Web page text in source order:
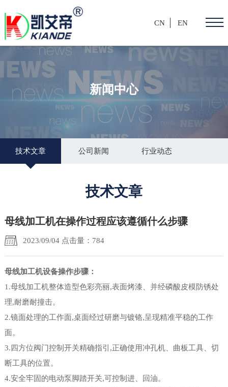
CN EN
新闻中心
技术文章 公司新闻 行业动态
技术文章
母线加工机在操作过程应该遵循什么步骤
2023/09/04 点击量：784
母线加工机设备操作步骤：
1.母线加工机整体造型色彩亮丽,表面烤漆、并经磷酸皮模防锈处
理,耐磨耐撞击。
2.镜面处理的工作面,桌面经过研磨与镀铬,呈现精准平稳的工作
面。
3.四方位阀门控制开关精确指引,正确使用冲孔机、曲板工具、切
断工具的位置。
4.安全牢固的电动泵脚踏开关,可控制进、回油。